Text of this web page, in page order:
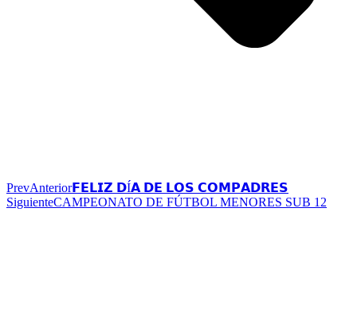
PrevAnterior𝗙𝗘𝗟𝗜𝗭 𝗗Í𝗔 𝗗𝗘 𝗟𝗢𝗦 𝗖𝗢𝗠𝗣𝗔𝗗𝗥𝗘𝗦
SiguienteCAMPEONATO DE FÚTBOL MENORES SUB 12